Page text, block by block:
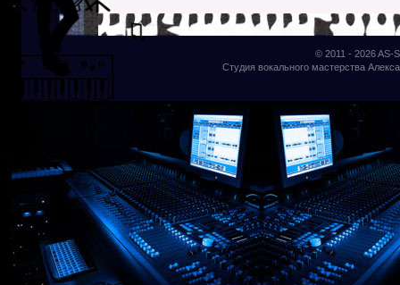
© 2011 - 2026AS-
Студия вокального мастерства